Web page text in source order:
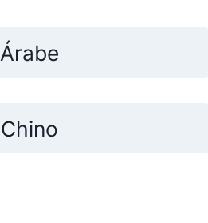
Árabe
Chino